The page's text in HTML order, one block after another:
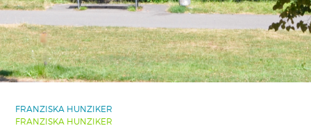
FRANZISKA HUNZIKER
FRANZISKA HUNZIKER